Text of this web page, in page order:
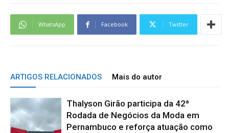
WhatsApp Facebook Twitter
ARTIGOS RELACIONADOS Mais do autor
Thalyson Girão participa da 42ª
Rodada de Negócios da Moda em
Pernambuco e reforça atuação como